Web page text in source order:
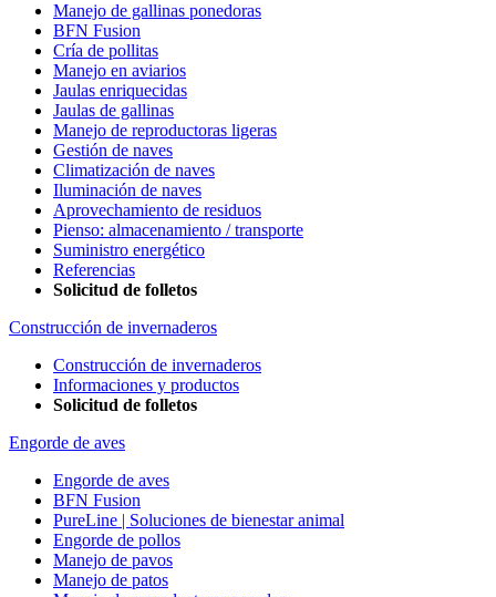
Manejo de gallinas ponedoras
BFN Fusion
Cría de pollitas
Manejo en aviarios
Jaulas enriquecidas
Jaulas de gallinas
Manejo de reproductoras ligeras
Gestión de naves
Climatización de naves
Iluminación de naves
Aprovechamiento de residuos
Pienso: almacenamiento / transporte
Suministro energético
Referencias
Solicitud de folletos
Construcción de invernaderos
Construcción de invernaderos
Informaciones y productos
Solicitud de folletos
Engorde de aves
Engorde de aves
BFN Fusion
PureLine | Soluciones de bienestar animal
Engorde de pollos
Manejo de pavos
Manejo de patos